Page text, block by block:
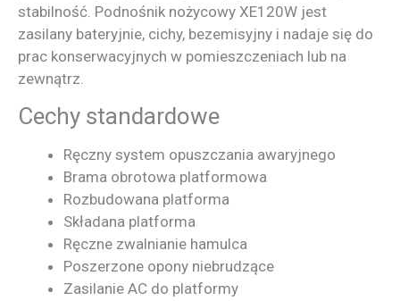
stabilność. Podnośnik nożycowy XE120W jest
zasilany bateryjnie, cichy, bezemisyjny i nadaje się do
prac konserwacyjnych w pomieszczeniach lub na
zewnątrz.
Cechy standardowe
Ręczny system opuszczania awaryjnego
Brama obrotowa platformowa
Rozbudowana platforma
Składana platforma
Ręczne zwalnianie hamulca
Poszerzone opony niebrudzące
Zasilanie AC do platformy